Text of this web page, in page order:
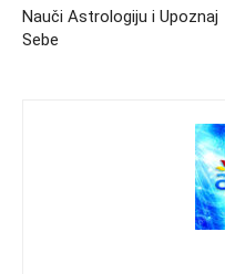
Nauči Astrologiju i Upoznaj
Sebe